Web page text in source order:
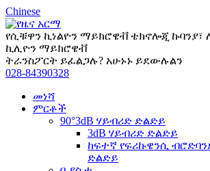
Chinese
የሲቹዋን ኪነልዮን ማይክሮዌቭ ቴክኖሎጂ
ኪሊዮን ማይክሮዌቭ
ትራንስፖርት ይፈልጋሉ? አሁኑኑ ይደውሉልን
028-84390328
መነሻ
ምርቶች
90°3dB ሃይብሪድ ድልድይ
3dB ሃይብሪድ ድልድይ
ከፍተኛ የፍሪኩዌንሲ
ድልድይ